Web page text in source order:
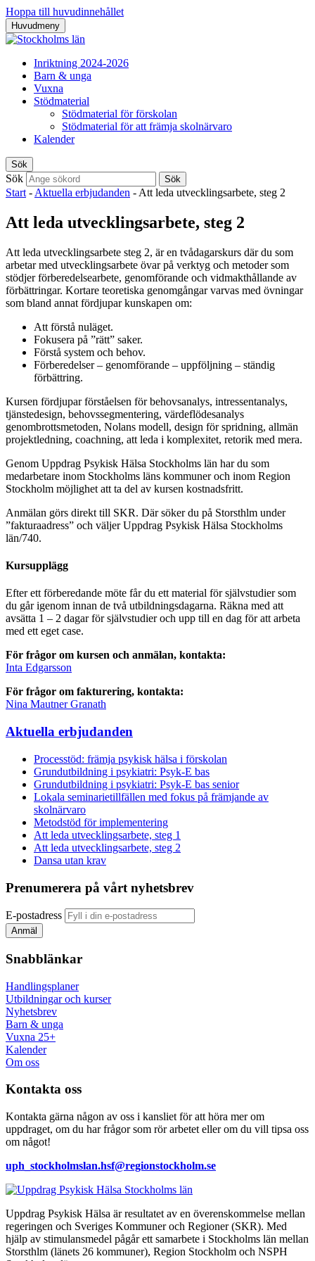
Hoppa till huvudinnehållet
Huvudmeny
Inriktning 2024-2026
Barn & unga
Vuxna
Stödmaterial
Stödmaterial för förskolan
Stödmaterial för att främja skolnärvaro
Kalender
Sök
Sök Sök
Start - Aktuella erbjudanden - Att leda utvecklingsarbete, steg 2
Att leda utvecklingsarbete, steg 2
Att leda utvecklingsarbete steg 2, är en tvådagarskurs där du som
arbetar med utvecklingsarbete övar på verktyg och metoder som
stödjer förberedelsearbete, genomförande och vidmakthållande av
förbättringar. Kortare teoretiska genomgångar varvas med övningar
som bland annat fördjupar kunskapen om:
Att förstå nuläget.
Fokusera på ”rätt” saker.
Förstå system och behov.
Förberedelser – genomförande – uppföljning – ständig
förbättring.
Kursen fördjupar förståelsen för behovsanalys, intressentanalys,
tjänstedesign, behovssegmentering, värdeflödesanalys
genombrottsmetoden, Nolans modell, design för spridning, allmän
projektledning, coachning, att leda i komplexitet, retorik med mera.
Genom Uppdrag Psykisk Hälsa Stockholms län har du som
medarbetare inom Stockholms läns kommuner och inom Region
Stockholm möjlighet att ta del av kursen kostnadsfritt.
Anmälan görs direkt till SKR. Där söker du på Storsthlm under
”fakturaadress” och väljer Uppdrag Psykisk Hälsa Stockholms
län/740.
Kursupplägg
Efter ett förberedande möte får du ett material för självstudier som
du går igenom innan de två utbildningsdagarna. Räkna med att
avsätta 1 – 2 dagar för självstudier och upp till en dag för att arbeta
med ett eget case.
För frågor om kursen och anmälan, kontakta:
Inta Edgarsson
För frågor om fakturering, kontakta:
Nina Mautner Granath
Aktuella erbjudanden
Processtöd: främja psykisk hälsa i förskolan
Grundutbildning i psykiatri: Psyk-E bas
Grundutbildning i psykiatri: Psyk-E bas senior
Lokala seminarietillfällen med fokus på främjande av
skolnärvaro
Metodstöd för implementering
Att leda utvecklingsarbete, steg 1
Att leda utvecklingsarbete, steg 2
Dansa utan krav
Prenumerera på vårt nyhetsbrev
E-postadress
Snabblänkar
Handlingsplaner
Utbildningar och kurser
Nyhetsbrev
Barn & unga
Vuxna 25+
Kalender
Om oss
Kontakta oss
Kontakta gärna någon av oss i kansliet för att höra mer om
uppdraget, om du har frågor som rör arbetet eller om du vill tipsa oss
om något!
uph_stockholmslan.hsf@regionstockholm.se
Uppdrag Psykisk Hälsa är resultatet av en överenskommelse mellan
regeringen och Sveriges Kommuner och Regioner (SKR). Med
hjälp av stimulansmedel pågår ett samarbete i Stockholms län mellan
Storsthlm (länets 26 kommuner), Region Stockholm och NSPH